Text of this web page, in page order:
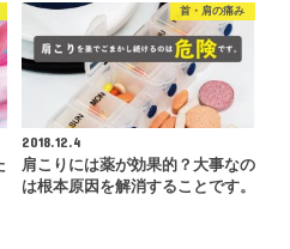
首・肩の痛み
2018.12.4
肩こりには薬が効果的？大事なの
は根本原因を解消することです。